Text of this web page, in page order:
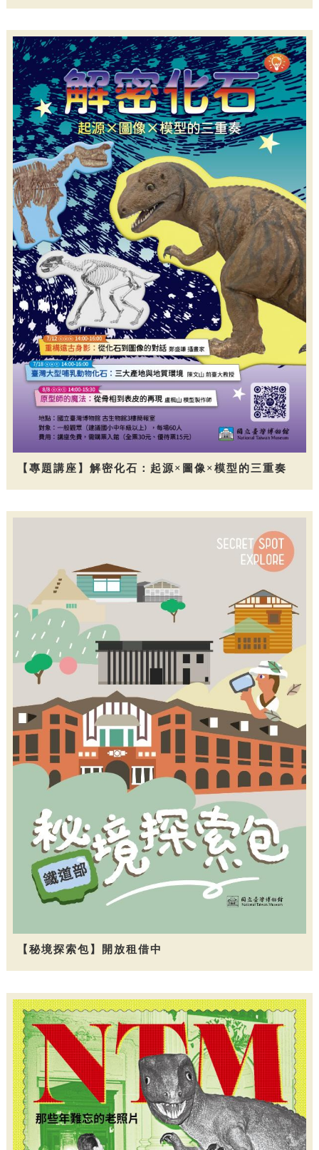
【專題講座】解密化石：起源×圖像×模型的三重奏
【秘境探索包】開放租借中